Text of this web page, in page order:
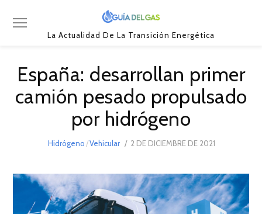
La Actualidad De La Transición Energética
España: desarrollan primer
camión pesado propulsado
por hidrógeno
Hidrógeno /Vehicular
POSTED
2 DE DICIEMBRE DE 2021
DE
2021